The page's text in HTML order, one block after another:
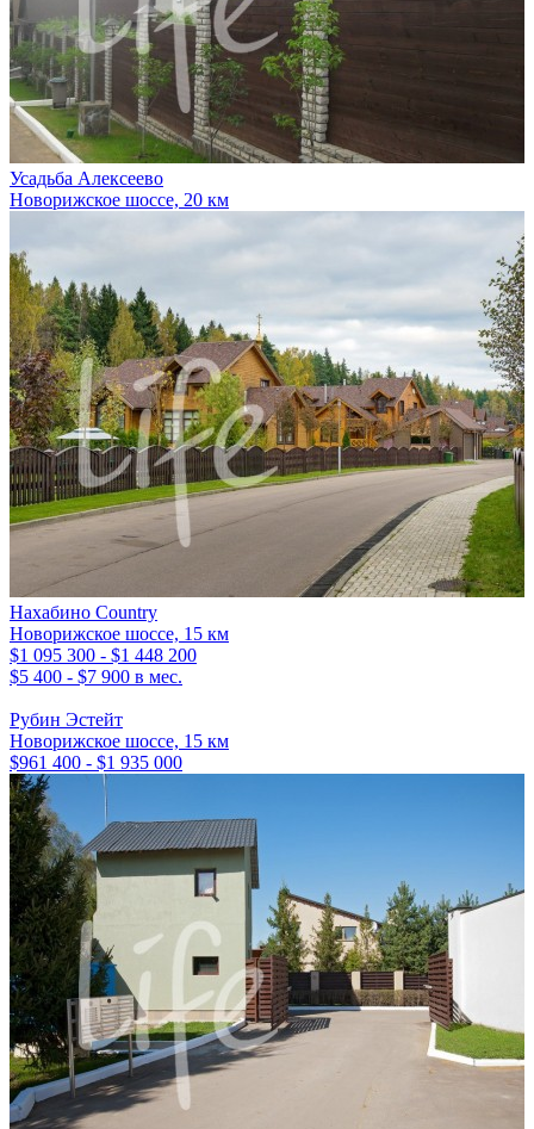
Усадьба Алексеево
Новорижское шоссе, 20 км
Нахабино Country
Новорижское шоссе, 15 км
$1 095 300 - $1 448 200
$5 400 - $7 900 в мес.
Рубин Эстейт
Новорижское шоссе, 15 км
$961 400 - $1 935 000